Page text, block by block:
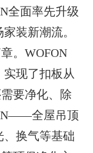
全面率先升级
装新潮流。
。WOFON
现了扣板从
要净化、除
全屋吊顶
、换气等基础